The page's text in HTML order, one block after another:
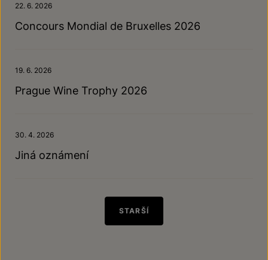
22. 6. 2026
Concours Mondial de Bruxelles 2026
19. 6. 2026
Prague Wine Trophy 2026
30. 4. 2026
Jiná oznámení
STARŠÍ